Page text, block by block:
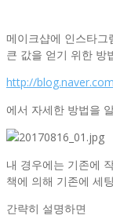
메이크샵에 인스타그
큰 값을 얻기 위한 방
http://
에서 자세한 방법을
내 경우에는 기존에
책에 의해 기존에 세
간략히 설명하면